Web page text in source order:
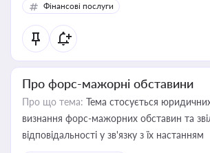
Фінансові послуги
Про форс-мажорні обставини
Про що тема: Тема стосується
визнання форс-мажорних обставин та
відповідальності у зв'язку з їх настанням